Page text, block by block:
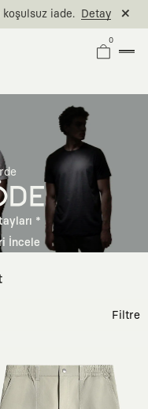
iade. Detay
0
*
İncele
Filtre